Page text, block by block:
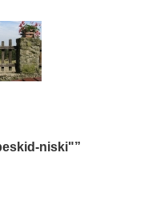
niski"”